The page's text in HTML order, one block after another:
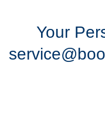
Your